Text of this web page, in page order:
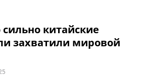
работать хуже. На самом деле
не в устройстве, а в том, как
Если правильно обращаться с
службы можно спокойно
два года.
китайские
захватили мировой